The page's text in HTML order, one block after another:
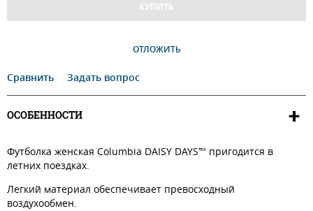
КУПИТЬ
ОТЛОЖИТЬ
Сравнить Задать вопрос
ОСОБЕННОСТИ
Футболка женская Columbia DAISY DAYS™ пригодится в
летних поездках.
Легкий материал обеспечивает превосходный
воздухообмен.